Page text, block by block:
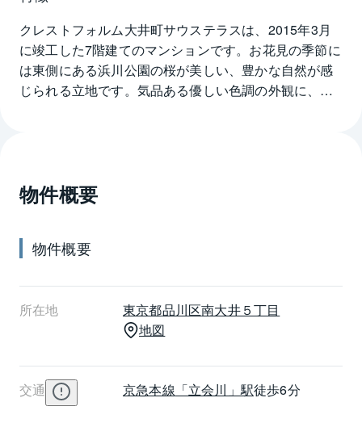
クレストフォルム大井町サウステラスは、2015年3月
に竣工した7階建てのマンションです。お花見の季節に
は東側にある浜川公園の桜が美しい、豊かな自然が感
じられる立地です。気品ある優しい色調の外観に、イ
位置になり、アクセス時のプライバシーにも配慮した
安心設計です。また宅配ボックスも設置されていま
42戸で、間取りは1LDK～3LDK、専有面積が33.38㎡
下を境に、東向きと西向きにレイアウトされていま
す。ノンタッチキーが採用され、玄関ドアはダブル
ロック、プッシュハンドルなどセキュリティや使いや
TES式床暖房を設置、また収納豊富で使い勝手の良い
システムキッチンにはディスポーザーもあり、快適な
物件概要
物件概要
所在地 東京都品川区南大井５丁目
地図
交通 京急本線 「立会川」駅徒歩6分